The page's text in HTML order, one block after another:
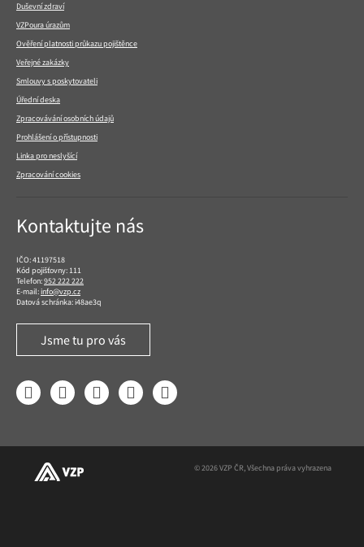
Duševní zdraví
VZPoura úrazům
Ověření platnosti průkazu pojištěnce
Veřejné zakázky
Smlouvy s poskytovateli
Úřední deska
Zpracovávání osobních údajů
Prohlášení o přístupnosti
Linka pro neslyšící
Zpracování cookies
Kontaktujte nás
IČO: 41197518
Kód pojišťovny: 111
Telefon:952 222 222
E-mail:info@vzp.cz
Datová schránka: i48ae3q
Jsme tu pro vás
FacebookLinkedIn YouTube InstagramTwitter
© 2026 VZP ČR, Všechna práva vyhrazena